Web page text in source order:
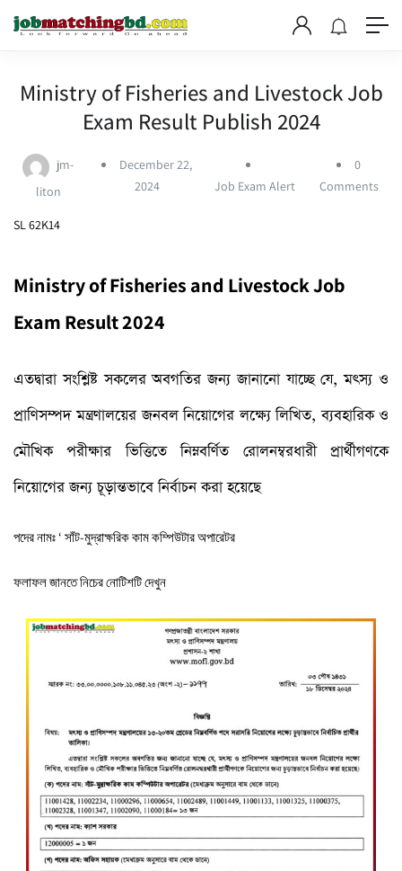
Ministry of Fisheries and Livestock Job
Exam Result Publish 2024
jm-
liton
December 22,
2024
Job Exam Alert
0
Comments
SL 62K14
Ministry of Fisheries and Livestock Job
Exam Result 2024
এতদ্বারা সংশ্লিষ্ট সকলের অবগতির জন্য জানানো যাচ্ছে যে, মৎস্য ও
প্রাণিসম্পদ মন্ত্রণালয়ের জনবল নিয়োগের লক্ষ্যে লিখিত, ব্যবহারিক ও
মৌখিক পরীক্ষার ভিত্তিতে নিম্নবর্ণিত রোলনম্বরধারী প্রার্থীগণকে
নিয়োগের জন্য চূড়ান্তভাবে নির্বাচন করা হয়েছে
পদের নামঃ ‘ সাঁট-মুদ্রাক্ষরিক কাম কম্পিউটার অপারেটর
ফলাফল জানতে নিচের নোটিশটি দেখুন